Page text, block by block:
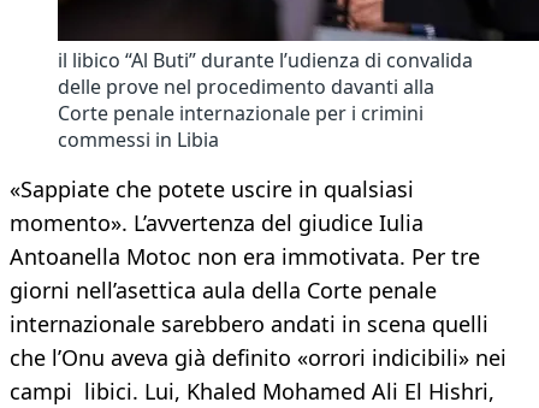
il libico “Al Buti” durante l’udienza di convalida
delle prove nel procedimento davanti alla
Corte penale internazionale per i crimini
commessi in Libia
«Sappiate che potete uscire in qualsiasi
momento». L’avvertenza del giudice Iulia
Antoanella Motoc non era immotivata. Per tre
giorni nell’asettica aula della Corte penale
internazionale sarebbero andati in scena quelli
che l’Onu aveva già definito «orrori indicibili» nei
campi libici. Lui, Khaled Mohamed Ali El Hishri,